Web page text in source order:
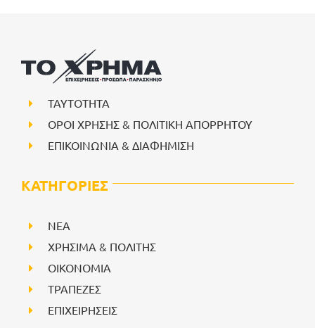
ΤΑΥΤΟΤΗΤΑ
ΟΡΟΙ ΧΡΗΣΗΣ & ΠΟΛΙΤΙΚΗ ΑΠΟΡΡΗΤΟΥ
ΕΠΙΚΟΙΝΩΝΙΑ & ΔΙΑΦΗΜΙΣΗ
ΚΑΤΗΓΟΡΙΕΣ
NEA
ΧΡΗΣΙΜΑ & ΠΟΛΙΤΗΣ
ΟΙΚΟΝΟΜΙΑ
ΤΡΑΠΕΖΕΣ
ΕΠΙΧΕΙΡΗΣΕΙΣ